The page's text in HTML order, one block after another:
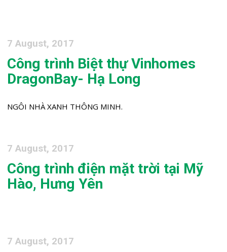
7 August, 2017
Công trình Biệt thự Vinhomes
DragonBay- Hạ Long
NGÔI NHÀ XANH THÔNG MINH.
7 August, 2017
Công trình điện mặt trời tại Mỹ
Hào, Hưng Yên
7 August, 2017